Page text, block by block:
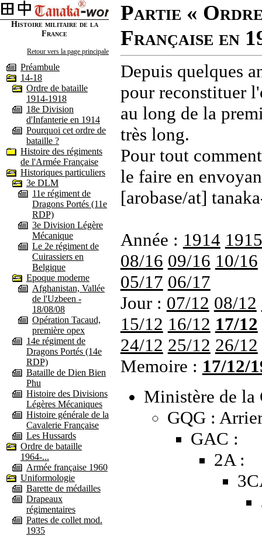
Histoire militaire de la
France
Retour vers la page principale
Préambule
14-18
Ordre de bataille
1914-1918
18e Division
d'Infanterie en 1914
Pourquoi cet ordre de
bataille ?
Histoire des régiments
de l'Armée Française
Historiques particuliers
3e DLM
11e régiment de
Dragons Portés (11e
RDP)
3e Division Légère
Mécanique
Le 2e régiment de
Cuirassiers en
Belgique
Epoque moderne
Afghanistan, Vallée
de l'Uzbeen -
18/08/08
Opération Tacaud,
première opex
14e régiment de
Dragons Portés (14e
RDP)
Bataille de Dien Bien
Phu
Histoire des Divisions
Légères Mécaniques
Histoire générale de la
Cavalerie Française
Les Hussards
Ordre de bataille
1964-...
Armée française 1960
Uniformologie
Barette de médailles
Drapeaux
régimentaires
Pattes de collet mod.
1935
Partie «
Française en
Depuis quelques
pour reconstituer
au long de la
très long.
Pour tout
le faire en
[arobase/at]
Année : 1914 1915
08/16 09/16 10/16
05/17 06/17
Jour : 07/12 08/12
15/12 16/12 17/12
24/12 25/12 26/12
Memoire : 17/12/
Ministère de la
GQG :
GAC :
2A :